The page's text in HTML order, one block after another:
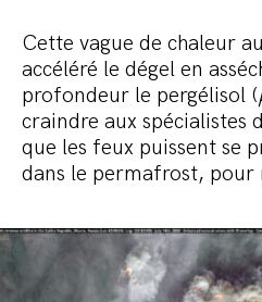
Cette vague de chaleur
accéléré le dégel en
profondeur le pergélisol (
craindre aux spécialistes
que les feux puissent se
dans le permafrost, pour